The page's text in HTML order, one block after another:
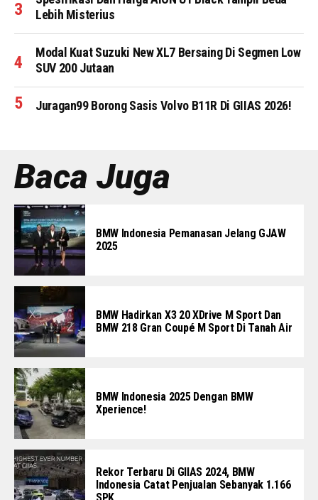
Lebih Misterius
Modal Kuat Suzuki New XL7 Bersaing Di Segmen Low
SUV 200 Jutaan
Juragan99 Borong Sasis Volvo B11R Di GIIAS 2026!
Baca Juga
BMW Indonesia Pemanasan Jelang GJAW
2025
BMW Hadirkan X3 20 XDrive M Sport Dan
BMW 218 Gran Coupé M Sport Di Tanah Air
BMW Indonesia 2025 Dengan BMW
Xperience!
Rekor Terbaru Di GIIAS 2024, BMW
Indonesia Catat Penjualan Sebanyak 1.166